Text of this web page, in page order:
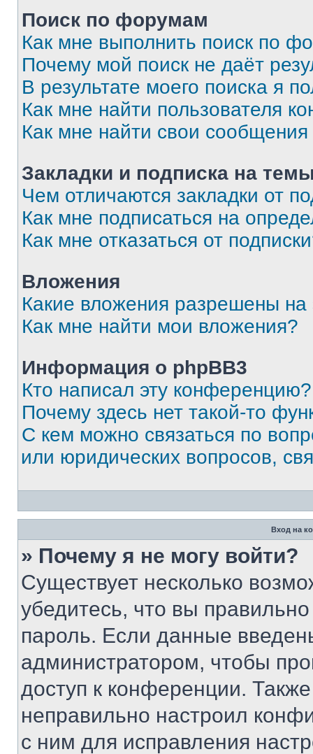
Поиск по форумам
Как мне выполнить поиск по
Почему мой поиск не даёт
В результате моего поиска я
Как мне найти пользователя
Как мне найти свои
Закладки и подписка на
Чем отличаются закладки от
Как мне подписаться на
Как мне отказаться от
Вложения
Какие вложения разрешены
Как мне найти мои вложения?
Информация о phpBB3
Кто написал эту конференцию?
Почему здесь нет такой-то
С кем можно связаться по
или юридических вопросов,
Вход на
» Почему я не могу войти?
Существует несколько
убедитесь, что вы
пароль. Если данные
администратором, чтобы
доступ к конференции.
неправильно настроил
с ним для исправления